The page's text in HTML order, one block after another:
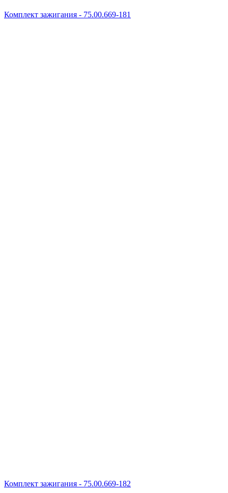
Комплект зажигания - 75.00.669-181
Комплект зажигания - 75.00.669-182